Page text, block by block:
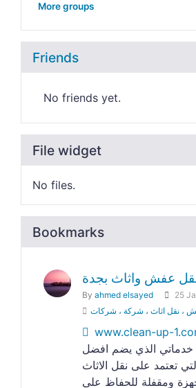
More groups
Friends
No friends yet.
File widget
No files.
Bookmarks
عفش واثاث بجدة
By ahmed elsayed
25
، نقل اثاث ، شركة ، شركات
www.clean-up-
الذي يضم افضل
تعتمد على نقل الاثاث
ومقفلة للحفاظ على